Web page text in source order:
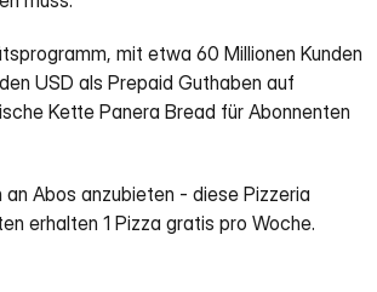
mit etwa 60 Millionen Kunden
USD als Prepaid Guthaben auf
Kette Panera Bread für Abonnenten
Abos anzubieten - diese Pizzeria
erhalten 1 Pizza gratis pro Woche.